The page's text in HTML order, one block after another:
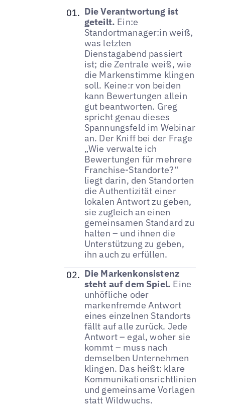
Die Verantwortung ist
geteilt. Ein:e
Standortmanager:in weiß,
was letzten
Dienstagabend passiert
ist; die Zentrale weiß, wie
die Markenstimme klingen
soll. Keine:r von beiden
kann Bewertungen allein
gut beantworten. Greg
spricht genau dieses
Spannungsfeld im Webinar
an. Der Kniff bei der Frage
„Wie verwalte ich
Bewertungen für mehrere
Franchise-Standorte?“
liegt darin, den Standorten
die Authentizität einer
lokalen Antwort zu geben,
sie zugleich an einen
gemeinsamen Standard zu
halten – und ihnen die
Unterstützung zu geben,
ihn auch zu erfüllen.
Die Markenkonsistenz
steht auf dem Spiel. Eine
unhöfliche oder
markenfremde Antwort
eines einzelnen Standorts
fällt auf alle zurück. Jede
Antwort – egal, woher sie
kommt – muss nach
demselben Unternehmen
klingen. Das heißt: klare
Kommunikationsrichtlinien
und gemeinsame Vorlagen
statt Wildwuchs.